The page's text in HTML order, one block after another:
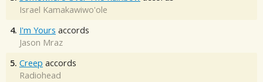
Israel Kamakawiwo'ole
4. I'm Yours accords
Jason Mraz
5. Creep accords
Radiohead